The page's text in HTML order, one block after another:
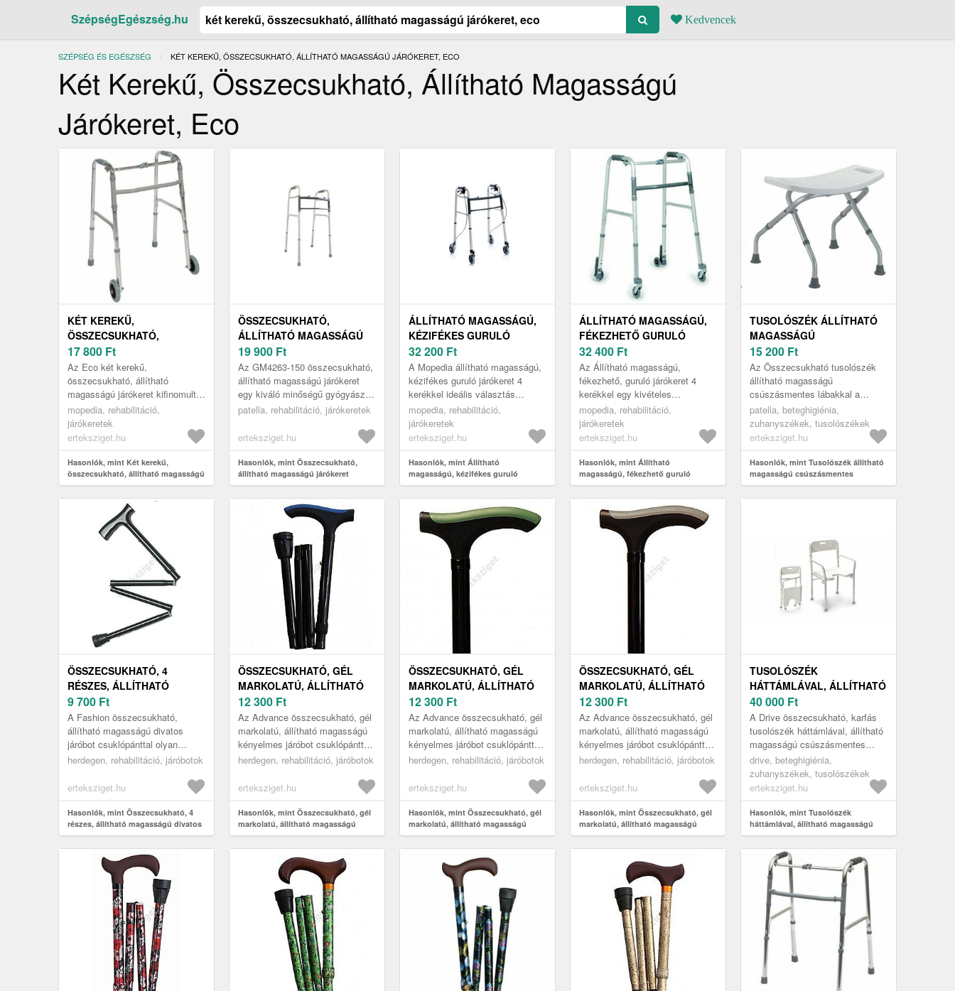
SzépségEgészség.hu Kedvencek
SZÉPSÉG ÉS EGÉSZSÉG JELENLEGI:
KÉT KEREKŰ, ÖSSZECSUKHATÓ, ÁLLÍTHATÓ MAGASSÁGÚ JÁRÓKERET, ECO
Két Kerekű, Összecsukható, Állítható Magasságú
Járókeret, Eco
KÉT KEREKŰ,
ÖSSZECSUKHATÓ,
ÁLLÍTHATÓ MAGASSÁGÚ
JÁRÓKERET, ECO
17 800 Ft
Az Eco két kerekű,
összecsukható, állítható
magasságú járókeret kifinomult
és modern megoldást nyújt
azoknak, akik járásukban
korlátozottak, mozgás...
mopedia, rehabilitáció,
járókeretek
erteksziget.hu
Hasonlók, mint Két kerekű,
összecsukható, állítható magasságú
járókeret, Eco
ÖSSZECSUKHATÓ,
ÁLLÍTHATÓ MAGASSÁGÚ
JÁRÓKERET (GM4263-150)
19 900 Ft
Az GM4263-150 összecsukható,
állítható magasságú járókeret
egy kiváló minőségű gyógyászati
segédeszköz, amely kifejezetten
patella, rehabilitáció, járókeretek
erteksziget.hu
Hasonlók, mint Összecsukható,
állítható magasságú járókeret
(GM4263-150)
ÁLLÍTHATÓ MAGASSÁGÚ,
KÉZIFÉKES GURULÓ
JÁRÓKERET 4 KERÉKKEL
32 200 Ft
A Mopedia állítható magasságú,
kézifékes guruló járókeret 4
kerékkel ideális választás
mindazoknak, akiknek járási
nehézségeik vannak, de
szeretnék...
mopedia, rehabilitáció,
járókeretek
erteksziget.hu
Hasonlók, mint Állítható
magasságú, kézifékes guruló
járókeret 4 kerékkel
ÁLLÍTHATÓ MAGASSÁGÚ,
FÉKEZHETŐ GURULÓ
JÁRÓKERET 4 KERÉKKEL
32 400 Ft
Az Állítható magasságú,
fékezhető, guruló járókeret 4
kerékkel egy kivételes
gyógyászati segédeszköz, amely
jelentősen hozzájárulhat a
biztonságos ...
mopedia, rehabilitáció,
járókeretek
erteksziget.hu
Hasonlók, mint Állítható
magasságú, fékezhető guruló
járókeret 4 kerékkel
TUSOLÓSZÉK ÁLLÍTHATÓ
MAGASSÁGÚ
CSÚSZÁSMENTES
LÁBAKKAL,
ÖSSZECSUKHATÓ
15 200 Ft
Az Összecsukható tusolószék
állítható magasságú
csúszásmentes lábakkal a
mindennapokat könnyíti meg
azok számára, akik számára a
tisztálkodás kihív...
patella, beteghigiénia,
zuhanyszékek, tusolószékek
erteksziget.hu
Hasonlók, mint Tusolószék állítható
magasságú csúszásmentes
lábakkal, összecsukható
ÖSSZECSUKHATÓ, 4
RÉSZES, ÁLLÍTHATÓ
MAGASSÁGÚ DIVATOS
JÁRÓBOT
CSUKLÓPÁNTTAL, FEKETE
9 700 Ft
A Fashion összecsukható,
állítható magasságú divatos
járóbot csuklópánttal olyan
gyógyászati segédeszköz, amely
meg...
herdegen, rehabilitáció, járóbotok
erteksziget.hu
Hasonlók, mint Összecsukható, 4
részes, állítható magasságú divatos
járóbot csuklópánttal, fekete
ÖSSZECSUKHATÓ, GÉL
MARKOLATÚ, ÁLLÍTHATÓ
MAGASSÁGÚ KÉNYELMES
JÁRÓBOT
CSUKLÓPÁNTTAL,
ADVANCE, KÉK
12 300 Ft
Az Advance összecsukható, gél
markolatú, állítható magasságú
kényelmes járóbot csuklópánttal
tökéletes segítséget nyújt azok
herdegen, rehabilitáció, járóbotok
erteksziget.hu
Hasonlók, mint Összecsukható, gél
markolatú, állítható magasságú
kényelmes járóbot csuklópánttal,
Advance, kék
ÖSSZECSUKHATÓ, GÉL
MARKOLATÚ, ÁLLÍTHATÓ
MAGASSÁGÚ KÉNYELMES
JÁRÓBOT
CSUKLÓPÁNTTAL,
ADVANCE, ZÖLD
12 300 Ft
Az Advance összecsukható, gél
markolatú, állítható magasságú
kényelmes járóbot csuklópánttal
tökéletes segítséget nyújt azok
herdegen, rehabilitáció, járóbotok
erteksziget.hu
Hasonlók, mint Összecsukható, gél
markolatú, állítható magasságú
kényelmes járóbot csuklópánttal,
Advance, zöld
ÖSSZECSUKHATÓ, GÉL
MARKOLATÚ, ÁLLÍTHATÓ
MAGASSÁGÚ KÉNYELMES
JÁRÓBOT
CSUKLÓPÁNTTAL,
ADVANCE, SZÜRKE
12 300 Ft
Az Advance összecsukható, gél
markolatú, állítható magasságú
kényelmes járóbot csuklópánttal
tökéletes segítséget nyújt azok
herdegen, rehabilitáció, járóbotok
erteksziget.hu
Hasonlók, mint Összecsukható, gél
markolatú, állítható magasságú
kényelmes járóbot csuklópánttal,
Advance, szürke
TUSOLÓSZÉK
HÁTTÁMLÁVAL, ÁLLÍTHATÓ
MAGASSÁGÚ
CSÚSZÁSMENTES
LÁBAKKAL,
ÖSSZECSUKHATÓ,
KARFÁS, DRIVE
40 000 Ft
A Drive összecsukható, karfás
tusolószék háttámlával, állítható
magasságú csúszásmentes
lábakkal egy olyan gyógyászati
segédeszköz, amely jelentős ...
drive, beteghigiénia,
zuhanyszékek, tusolószékek
erteksziget.hu
Hasonlók, mint Tusolószék
háttámlával, állítható magasságú
csúszásmentes lábakkal,
összecsukható, karfás, Drive